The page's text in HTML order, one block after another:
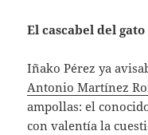
El cascabel del gato
Iñako Pérez ya
Antonio Martínez
ampollas: el
con valentía la